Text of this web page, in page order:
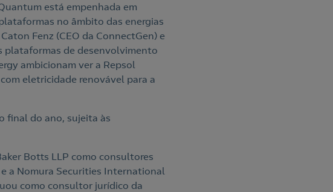
está empenhada em
no âmbito das energias
Fenz (CEO da ConnectGen) e
plataformas de desenvolvimento
ambicionam ver a Repsol
eletricidade renovável para a
final do ano, sujeita às
Botts LLP como consultores
a Nomura Securities International
como consultor jurídico da